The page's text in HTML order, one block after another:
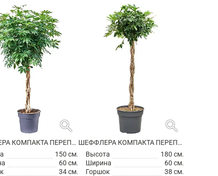
search
ШЕФФЛЕРА КОМПАКТА ПЕРЕПЛЕТЕННАЯ
150 см.
60 см.
34 см.
search
ШЕФФЛЕРА КОМПАКТА ПЕРЕПЛЕТЕННАЯ
Высота
180 см.
Ширина
60 см.
Горшок
38 см.